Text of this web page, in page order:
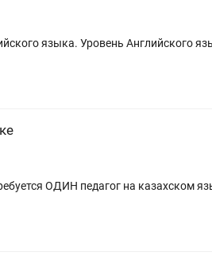
языка С1 Языки: казахский, русский,